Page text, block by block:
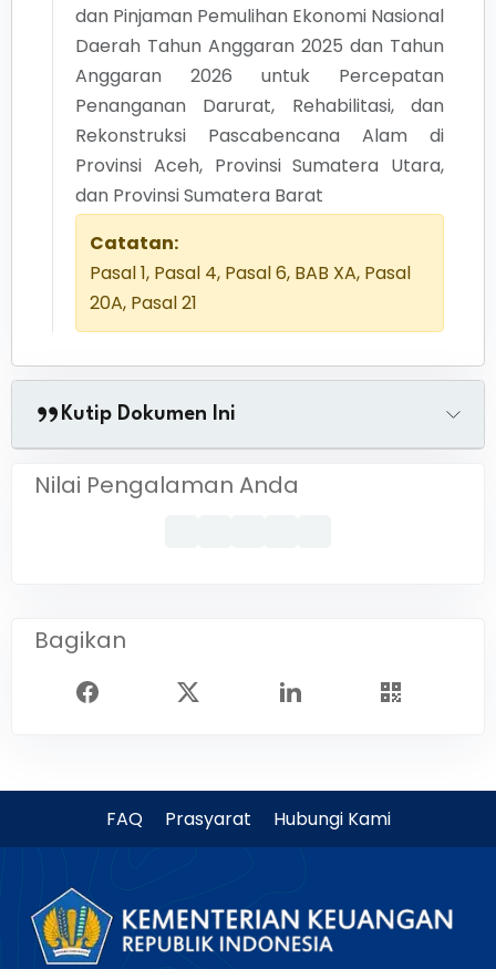
dan Pinjaman Pemulihan Ekonomi Nasional
Daerah Tahun Anggaran 2025 dan Tahun
Anggaran 2026 untuk Percepatan
Penanganan Darurat, Rehabilitasi, dan
Rekonstruksi Pascabencana Alam di
Provinsi Aceh, Provinsi Sumatera Utara,
dan Provinsi Sumatera Barat
Catatan:
Pasal 1, Pasal 4, Pasal 6, BAB XA, Pasal
20A, Pasal 21
Kutip Dokumen Ini
Nilai Pengalaman Anda
Bagikan
FAQ Prasyarat Hubungi Kami